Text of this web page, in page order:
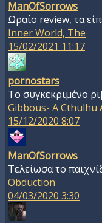
ManOfSorrows
Ωραίο review, τα
Inner World, The
15/02/2021 11:17
pornostars
Το συγκεκριμένο
Gibbous- A Cthulhu
15/12/2020 8:07
ManOfSorrows
Τελείωσα το
Obduction
04/03/2020 3:30